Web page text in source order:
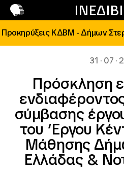
Προκηρύξεις ΚΔΒΜ - Δήμων
31 · 07 ·
Πρόσκληση
σύμβασης
του ‘Εργου
Μάθησης
Ελλάδας &